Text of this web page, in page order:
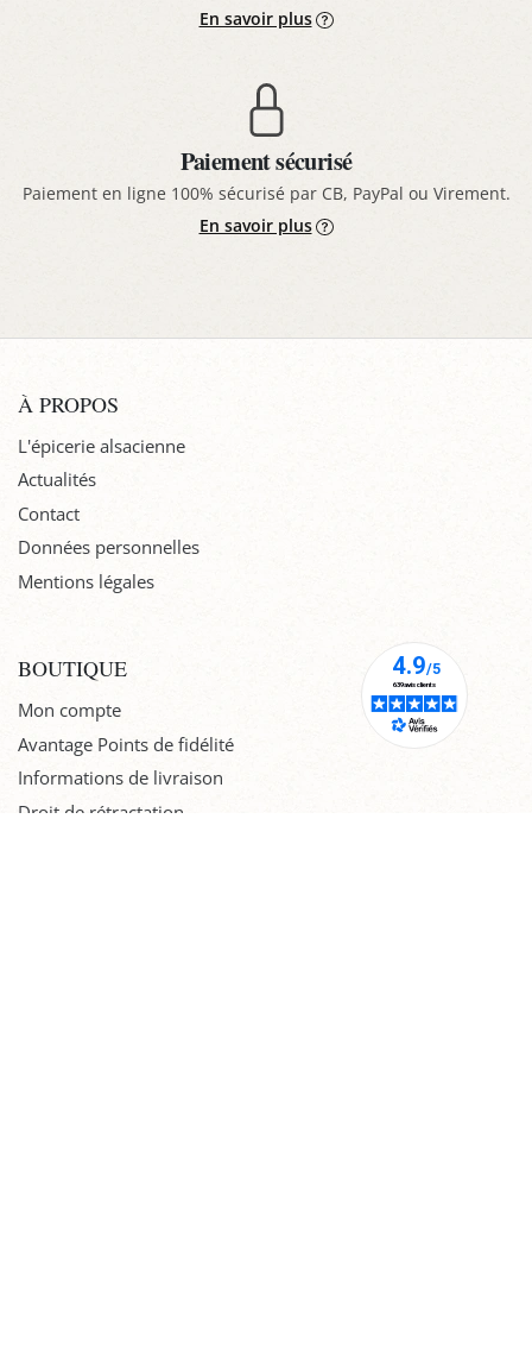
En savoir plus
Paiement sécurisé
Paiement en ligne 100% sécurisé par CB, PayPal ou Virement.
En savoir plus
À PROPOS
L'épicerie alsacienne
Actualités
Contact
Données personnelles
Mentions légales
BOUTIQUE
Mon compte
Avantage Points de fidélité
Informations de livraison
Droit de rétractation